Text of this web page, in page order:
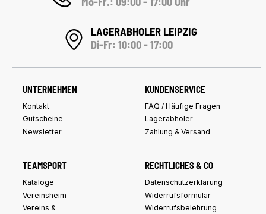
LAGERABHOLER LEIPZIG
Di-Fr: 10:00 - 17:00
UNTERNEHMEN
Kontakt
Gutscheine
Newsletter
KUNDENSERVICE
FAQ / Häufige Fragen
Lagerabholer
Zahlung & Versand
TEAMSPORT
Kataloge
Vereinsheim
Vereins &
RECHTLICHES & CO
Datenschutzerklärung
Widerrufsformular
Widerrufsbelehrung